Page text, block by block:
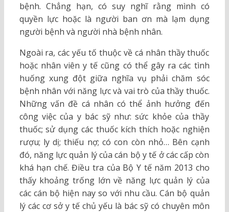
bệnh. Chẳng hạn, có suy nghĩ rằng mình có
quyền lực hoặc là người ban ơn mà lạm dụng
người bệnh và người nhà bệnh nhân.
Ngoài ra, các yếu tố thuộc về cá nhân thầy thuốc
hoặc nhân viên y tế cũng có thể gây ra các tình
huống xung đột giữa nghĩa vụ phải chăm sóc
bệnh nhân với năng lực và vai trò của thầy thuốc.
Những vấn đề cá nhân có thể ảnh hưởng đến
công việc của y bác sỹ như: sức khỏe của thầy
thuốc; sử dụng các thuốc kích thích hoặc nghiện
rượu; ly dị; thiếu nợ; có con còn nhỏ… Bên cạnh
đó, năng lực quản lý của cán bộ y tế ở các cấp còn
khá hạn chế. Điều tra của Bộ Y tế năm 2013 cho
thấy khoảng trống lớn về năng lực quản lý của
các cán bộ hiện nay so với nhu cầu. Cán bộ quản
lý các cơ sở y tế chủ yếu là bác sỹ có chuyên môn